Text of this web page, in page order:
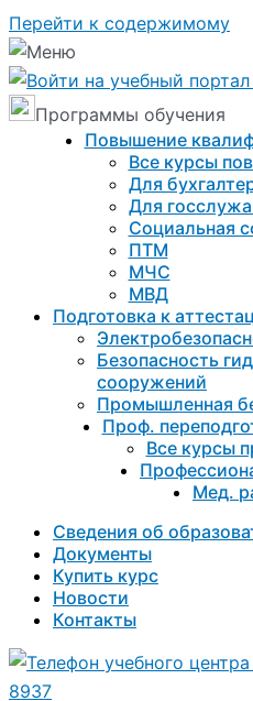
Перейти к содержимому
Программы обучения
Повышение
Все курсы
Для
Для
Социальная
ПТМ
МЧС
МВД
Подготовка к
Безопасность
сооружений
Промышленная
Проф.
Все курсы
Мед.
Сведения об
Документы
Купить курс
Новости
Контакты
8937